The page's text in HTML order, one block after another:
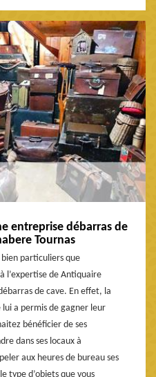
entreprise débarras de
Tournas
particuliers que
l’expertise de Antiquaire
de cave. En effet, la
lui a permis de gagner leur
bénéficier de ses
dans ses locaux à
aux heures de bureau ses
type d’objets que vous